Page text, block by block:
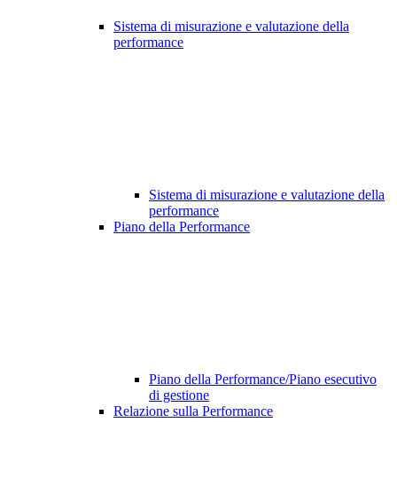
Sistema di misurazione e valutazione della
performance
Sistema di misurazione e valutazione della
performance
Piano della Performance
Piano della Performance/Piano esecutivo
di gestione
Relazione sulla Performance